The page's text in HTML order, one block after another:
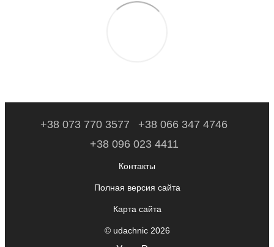
+38 073 770 3577
+38 066 347 4746
+38 096 023 4411
Контакты
Полная версия сайта
Карта сайта
© udachnic 2026